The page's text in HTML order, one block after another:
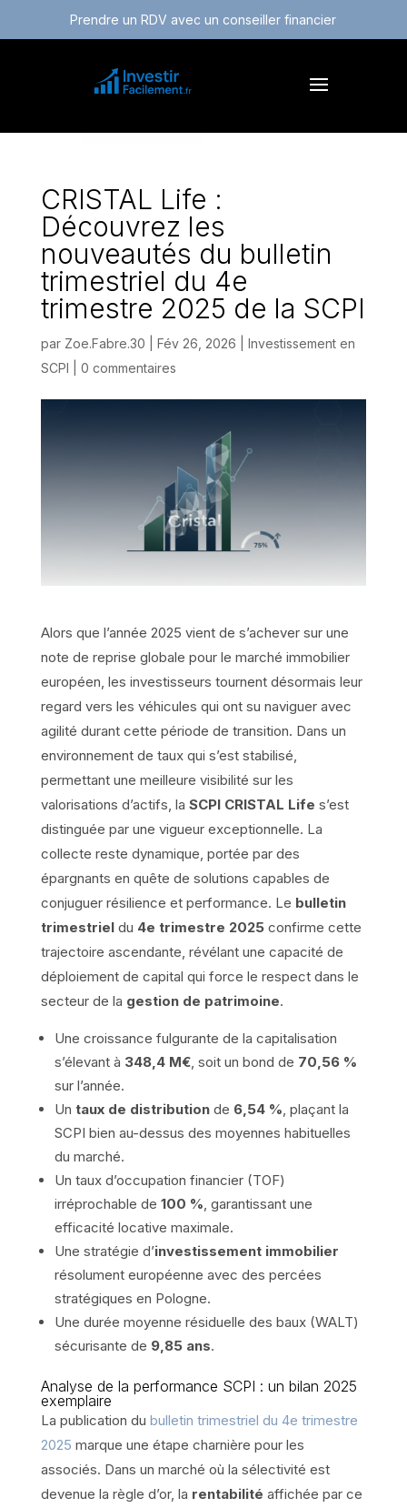
Prendre un RDV avec un conseiller financier
CRISTAL Life :
Découvrez les
nouveautés du bulletin
trimestriel du 4e
trimestre 2025 de la SCPI
par Zoe.Fabre.30 Fév 26, 2026
Investissement en
SCPI
0 commentaires
Alors que l’année 2025 vient de s’achever sur une
note de reprise globale pour le marché immobilier
européen, les investisseurs tournent désormais leur
regard vers les véhicules qui ont su naviguer avec
agilité durant cette période de transition. Dans un
environnement de taux qui s’est stabilisé,
permettant une meilleure visibilité sur les
valorisations d’actifs, la SCPI CRISTAL Life s’est
distinguée par une vigueur exceptionnelle. La
collecte reste dynamique, portée par des
épargnants en quête de solutions capables de
conjuguer résilience et performance. Le bulletin
trimestrieldu 4e trimestre 2025confirme cette
trajectoire ascendante, révélant une capacité de
déploiement de capital qui force le respect dans le
secteur de la gestion de patrimoine.
Une croissance fulgurante de la capitalisation
s’élevant à 348,4 M€, soit un bond de 70,56 %
sur l’année.
Un taux de distributionde 6,54 % , plaçant la
SCPI bien au-dessus des moyennes habituelles
du marché.
Un taux d’occupation financier (TOF)
irréprochable de 100 % , garantissant une
efficacité locative maximale.
Une stratégie d’investissement immobilier
résolument européenne avec des percées
stratégiques en Pologne.
Une durée moyenne résiduelle des baux (WALT)
sécurisante de 9,85 ans.
Analyse de la performance SCPI : un bilan 2025
exemplaire
La publication du bulletin trimestriel du 4e trimestre
2025 marque une étape charnière pour les
associés. Dans un marché où la sélectivité est
devenue la règle d’or, la rentabilité affichée par ce